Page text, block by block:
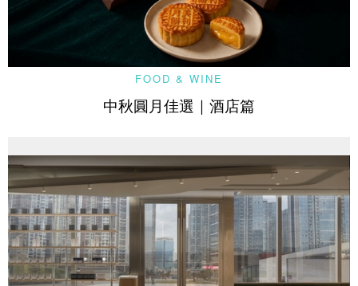
FOOD & WINE
中秋圓月佳選｜酒店篇